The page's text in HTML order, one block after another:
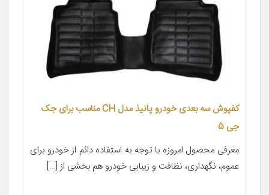
کفپوش سه بعدی خودرو پانیذ مدل CH مناسب برای جک
جی 5
معرفی محصول امروزه با توجه به استفاده دائم از خودرو برای
عموم، نگهداری، نظافت و زیبایی خودرو هم بخشی از […]